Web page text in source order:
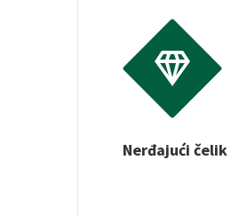


Nerđajući čelik